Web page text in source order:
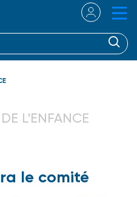
L'ENFANCE
le comité